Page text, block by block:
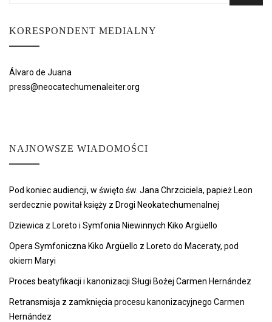
KORESPONDENT MEDIALNY
Álvaro de Juana
press@neocatechumenaleiter.org
NAJNOWSZE WIADOMOŚCI
Pod koniec audiencji, w święto św. Jana Chrzciciela, papież Leon
serdecznie powitał księży z Drogi Neokatechumenalnej
Dziewica z Loreto i Symfonia Niewinnych Kiko Argüello
Opera Symfoniczna Kiko Argüello z Loreto do Maceraty, pod
okiem Maryi
Proces beatyfikacji i kanonizacji Sługi Bożej Carmen Hernández
Retransmisja z zamknięcia procesu kanonizacyjnego Carmen
Hernández